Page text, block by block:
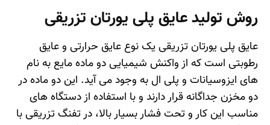
روش تولید عایق پلی یورتان تزریقی
عایق پلی یورتان تزریقی یک نوع عایق حرارتی و عایق
رطوبتی است که از واکنش شیمیایی دو ماده مایع به نام
های ایزوسیانات و پلی ال به وجود می آید. این دو ماده در
دو مخزن جداگانه قرار دارند و با استفاده از دستگاه های
مناسب این کار و تحت فشار بسیار بالا، در تفنگ تزریقی با